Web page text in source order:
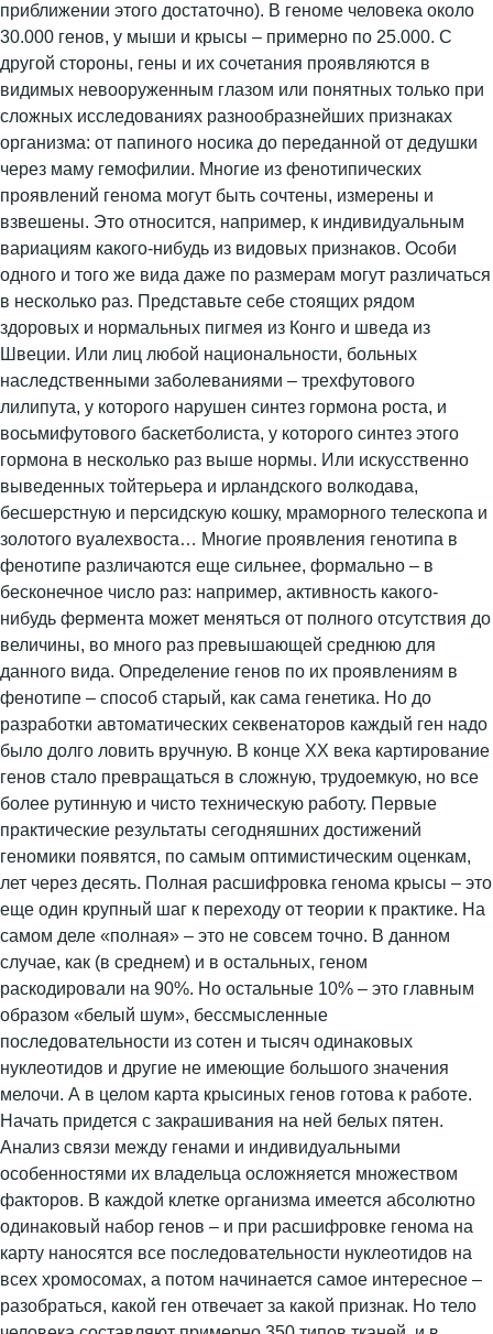
приближении этого достаточно). В геноме человека около
30.000 генов, у мыши и крысы – примерно по 25.000. С
другой стороны, гены и их сочетания проявляются в
видимых невооруженным глазом или понятных только при
сложных исследованиях разнообразнейших признаках
организма: от папиного носика до переданной от дедушки
через маму гемофилии. Многие из фенотипических
проявлений генома могут быть сочтены, измерены и
взвешены. Это относится, например, к индивидуальным
вариациям какого-нибудь из видовых признаков. Особи
одного и того же вида даже по размерам могут различаться
в несколько раз. Представьте себе стоящих рядом
здоровых и нормальных пигмея из Конго и шведа из
Швеции. Или лиц любой национальности, больных
наследственными заболеваниями – трехфутового
лилипута, у которого нарушен синтез гормона роста, и
восьмифутового баскетболиста, у которого синтез этого
гормона в несколько раз выше нормы. Или искусственно
выведенных тойтерьера и ирландского волкодава,
бесшерстную и персидскую кошку, мраморного телескопа и
золотого вуалехвоста… Многие проявления генотипа в
фенотипе различаются еще сильнее, формально – в
бесконечное число раз: например, активность какого-
нибудь фермента может меняться от полного отсутствия до
величины, во много раз превышающей среднюю для
данного вида. Определение генов по их проявлениям в
фенотипе – способ старый, как сама генетика. Но до
разработки автоматических секвенаторов каждый ген надо
было долго ловить вручную. В конце ХХ века картирование
генов стало превращаться в сложную, трудоемкую, но все
более рутинную и чисто техническую работу. Первые
практические результаты сегодняшних достижений
геномики появятся, по самым оптимистическим оценкам,
лет через десять. Полная расшифровка генома крысы – это
еще один крупный шаг к переходу от теории к практике. На
самом деле «полная» – это не совсем точно. В данном
случае, как (в среднем) и в остальных, геном
раскодировали на 90%. Но остальные 10% – это главным
образом «белый шум», бессмысленные
последовательности из сотен и тысяч одинаковых
нуклеотидов и другие не имеющие большого значения
мелочи. А в целом карта крысиных генов готова к работе.
Начать придется с закрашивания на ней белых пятен.
Анализ связи между генами и индивидуальными
особенностями их владельца осложняется множеством
факторов. В каждой клетке организма имеется абсолютно
одинаковый набор генов – и при расшифровке генома на
карту наносятся все последовательности нуклеотидов на
всех хромосомах, а потом начинается самое интересное –
разобраться, какой ген отвечает за какой признак. Но тело